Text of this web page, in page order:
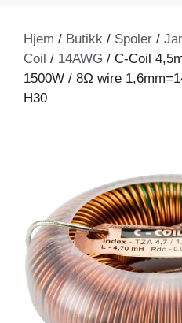
Hjem / Butikk / Spoler /
Coil / 14AWG / C-Coil
1500W / 8Ω wire
H30